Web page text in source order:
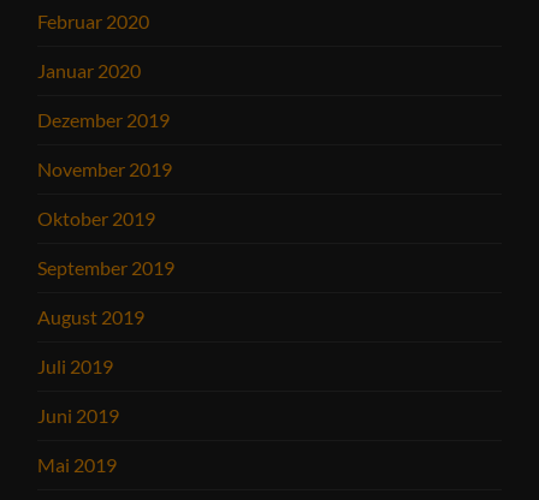
Februar 2020
Januar 2020
Dezember 2019
November 2019
Oktober 2019
September 2019
August 2019
Juli 2019
Juni 2019
Mai 2019